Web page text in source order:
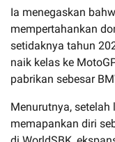
Ia menegaskan
mempertahankan
setidaknya tahun
naik kelas ke
pabrikan sebesar
Menurutnya,
memapankan diri